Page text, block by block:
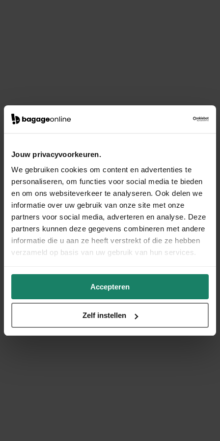
Jouw privacyvoorkeuren.
We gebruiken cookies om content en advertenties te
personaliseren, om functies voor social media te bieden
en om ons websiteverkeer te analyseren. Ook delen we
informatie over uw gebruik van onze site met onze
partners voor social media, adverteren en analyse. Deze
partners kunnen deze gegevens combineren met andere
informatie die u aan ze heeft verstrekt of die ze hebben
verzameld op basis van uw gebruik van hun services.
Accepteren
Zelf instellen